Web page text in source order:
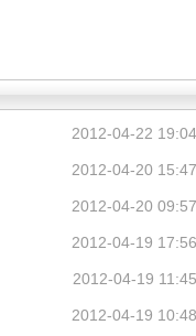
2012-04-22 19:04
2012-04-20 15:47
2012-04-20 09:57
2012-04-19 17:56
2012-04-19 11:45
2012-04-19 10:48